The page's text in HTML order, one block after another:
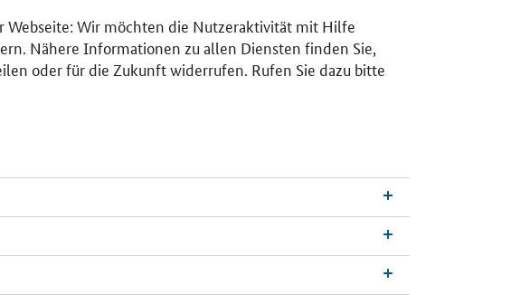
Webseite: Wir möchten die Nutzeraktivität mit Hilfe
Nähere Informationen zu allen Diensten finden Sie,
oder für die Zukunft widerrufen. Rufen Sie dazu bitte